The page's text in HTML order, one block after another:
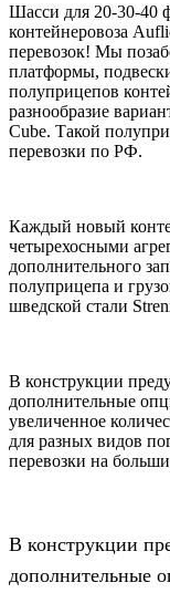
Шасси для 20-30-40
контейнеровоза
перевозок! Мы
платформы,
полуприцепов
разнообразие
Cube. Такой
перевозки по РФ.
Каждый новый
четырехосными
дополнительного
полуприцепа и
шведской стали
В конструкции
дополнительные
увеличенное
для разных видов
перевозки на
В конструкции
дополнительные